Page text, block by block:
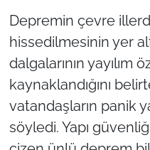
Depremin çevre
hissedilmesinin yer
dalgalarının yayılım
kaynaklandığını
vatandaşların panik
söyledi. Yapı